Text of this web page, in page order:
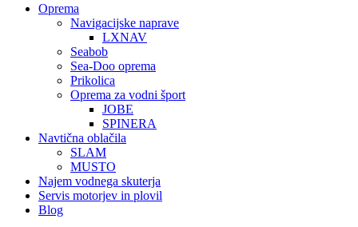
Oprema
Navigacijske naprave
LXNAV
Seabob
Sea-Doo oprema
Prikolica
Oprema za vodni šport
JOBE
SPINERA
Navtična oblačila
SLAM
MUSTO
Najem vodnega skuterja
Servis motorjev in plovil
Blog